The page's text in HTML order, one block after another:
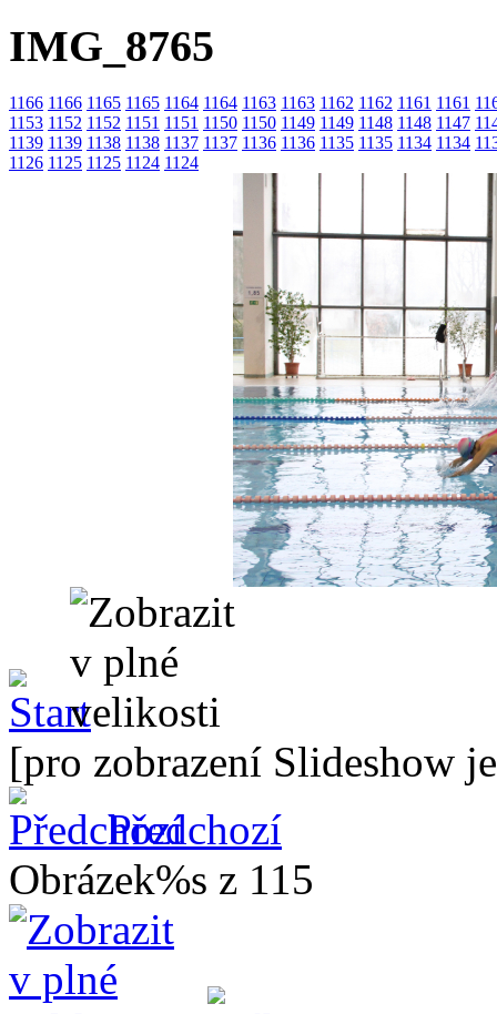
IMG_8765
1166 1166 1165 1165 1164 1164 1163 1163 1162 1162 1161 1161
1153 1152 1152 1151 1151 1150 1150 1149 1149 1148 1148 1147
1139 1139 1138 1138 1137 1137 1136 1136 1135 1135 1134 1134
1126 1125 1125 1124 1124
[pro zobrazení Slideshow
Předchozí
Obrázek%s z 115